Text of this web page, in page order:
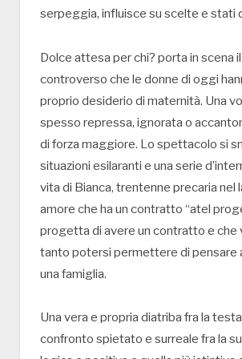
serpeggia, influisce su scelte e stati
Dolce attesa per chi? porta in scena
controverso che le donne di oggi
proprio desiderio di maternità. Una
spesso repressa, ignorata o
di forza maggiore. Lo spettacolo si
situazioni esilaranti e una serie
vita di Bianca, trentenne precaria nel
amore che ha un contratto “atel
progetta di avere un contratto e che
tanto potersi permettere di pensare
una famiglia.
Una vera e propria diatriba fra la testa
confronto spietato e surreale fra la